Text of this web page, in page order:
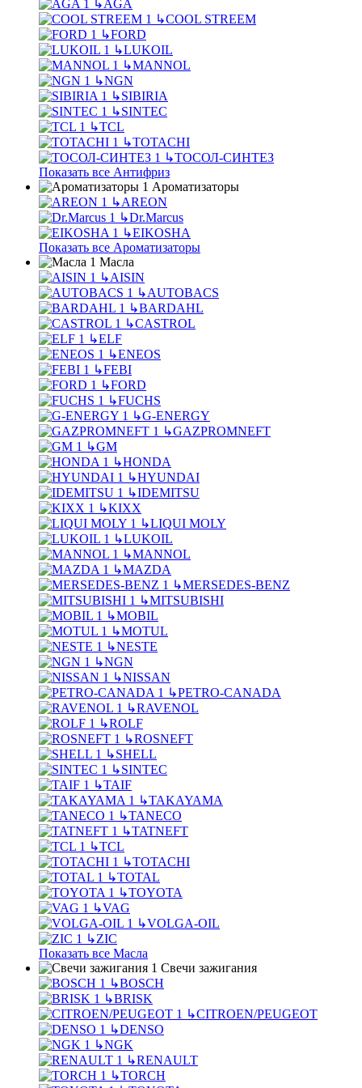
↳AGA
↳COOL STREEM
↳FORD
↳LUKOIL
↳MANNOL
↳NGN
↳SIBIRIA
↳SINTEC
↳TCL
↳TOTACHI
↳ТОСОЛ-СИНТЕЗ
Показать все Антифриз
Ароматизаторы
↳AREON
↳Dr.Marcus
↳EIKOSHA
Показать все Ароматизаторы
Масла
↳AISIN
↳AUTOBACS
↳BARDAHL
↳CASTROL
↳ELF
↳ENEOS
↳FEBI
↳FORD
↳FUCHS
↳G-ENERGY
↳GAZPROMNEFT
↳GM
↳HONDA
↳HYUNDAI
↳IDEMITSU
↳KIXX
↳LIQUI MOLY
↳LUKOIL
↳MANNOL
↳MAZDA
↳MERSEDES-BENZ
↳MITSUBISHI
↳MOBIL
↳MOTUL
↳NESTE
↳NGN
↳NISSAN
↳PETRO-CANADA
↳RAVENOL
↳ROLF
↳ROSNEFT
↳SHELL
↳SINTEC
↳TAIF
↳TAKAYAMA
↳TANECO
↳TATNEFT
↳TCL
↳TOTACHI
↳TOTAL
↳TOYOTA
↳VAG
↳VOLGA-OIL
↳ZIC
Показать все Масла
Свечи зажигания
↳BOSCH
↳BRISK
↳CITROEN/PEUGEOT
↳DENSO
↳NGK
↳RENAULT
↳TORCH